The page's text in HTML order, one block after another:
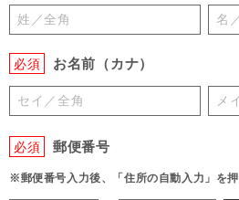
必須 お名前（カナ）
必須 郵便番号
※郵便番号入力後、「住所の自動入力」を